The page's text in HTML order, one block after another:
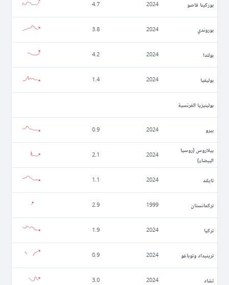
بوركينا فاصو 2024
4.7
بوروندي 2024
3.8
بولندا 2024
4.2
بوليفيا 2024
1.4
بولينيزيا الفرنسية
بيرو 2024
0.9
بيلاروس (روسيا
البيضاء)
2024
2.1
تايلند 2024
1.1
تركمانستان 1999
2.9
تركيا 2024
1.9
ترينيداد وتوباغو 2024
0.9
تشاد 2024
3.0